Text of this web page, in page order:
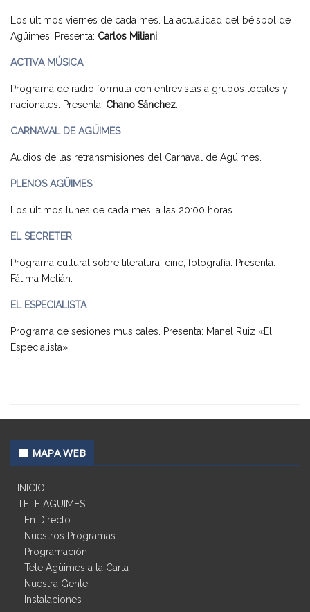
Los últimos viernes de cada mes. La actualidad del béisbol de
Agüimes. Presenta: Carlos Miliani
ACTIVA MÚSICA
Programa de radio formula con entrevistas a grupos locales y
nacionales. Presenta: Chano Sánchez
CARNAVAL DE AGÜIMES
Audios de las retransmisiones del Carnaval de Agüimes.
PLENOS AGÜIMES
Los últimos lunes de cada mes, a las 20:00 horas.
EL SECRETER
Programa cultural sobre literatura, cine, fotografía. Presenta:
Fátima Melián.
EL ESPECIALISTA
Programa de sesiones musicales. Presenta: Manel Ruiz «El
Especialista».
MAPA WEB
INICIO
TELE AGÜIMES
En Directo
Nuestros Programas
Programación
Tele Agüimes a la Carta
Nuestra Gente
Instalaciones